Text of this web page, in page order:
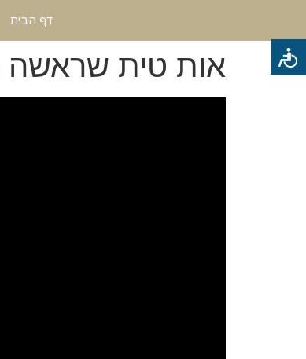
דף הבית
אות טית שראשה